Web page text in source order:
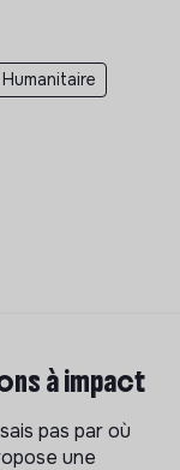
à impact
pas par où
une